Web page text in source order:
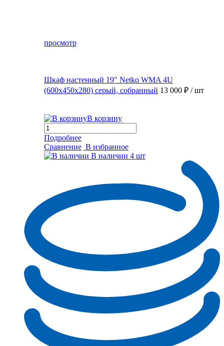
просмотр
Шкаф настенный 19″ Netko WMA 4U
(600x450x280) серый, собранный 13 000 ₽ / шт
В корзину
Подробнее
Сравнение В избранное
В наличии 4 шт